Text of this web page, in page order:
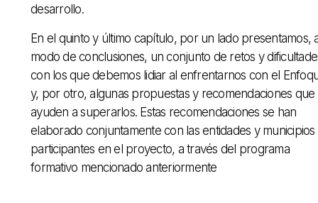
desarrollo.
En el quinto y último capítulo, por un lado presentamos,
modo de conclusiones, un conjunto de retos y
con los que debemos lidiar al enfrentarnos con el
y, por otro, algunas propuestas y recomendaciones que
ayuden a superarlos. Estas recomendaciones se han
elaborado conjuntamente con las entidades y municipios
participantes en el proyecto, a través del programa
formativo mencionado anteriormente